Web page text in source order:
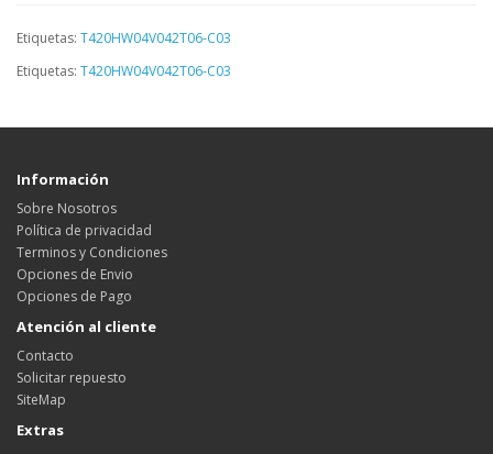
Etiquetas: T420HW04V042T06-C03
Etiquetas: T420HW04V042T06-C03
Información
Sobre Nosotros
Política de privacidad
Terminos y Condiciones
Opciones de Envio
Opciones de Pago
Atención al cliente
Contacto
Solicitar repuesto
SiteMap
Extras